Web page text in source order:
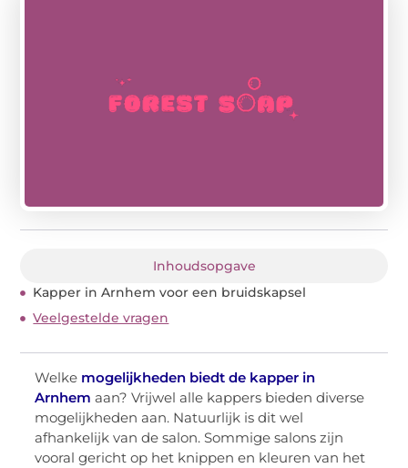
Inhoudsopgave
Kapper in Arnhem voor een bruidskapsel
Veelgestelde vragen
Welke mogelijkheden biedt de kapper in
Arnhem aan? Vrijwel alle kappers bieden diverse
mogelijkheden aan. Natuurlijk is dit wel
afhankelijk van de salon. Sommige salons zijn
vooral gericht op het knippen en kleuren van het